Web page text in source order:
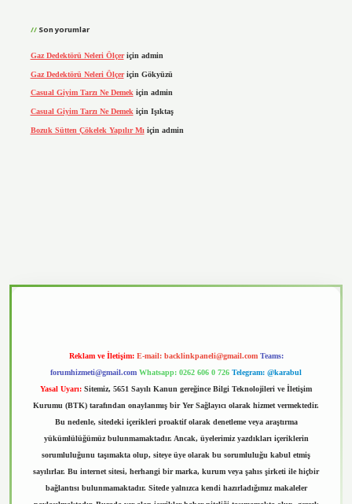
Son yorumlar
Gaz Dedektörü Neleri Ölçeriçin admin
Gaz Dedektörü Neleri Ölçeriçin Gökyüzü
Casual Giyim Tarzı Ne Demekiçin admin
Casual Giyim Tarzı Ne Demek için Işıktaş
Bozuk Sütten Çökelek Yapılır Mı için admin
Reklam ve İletişim: E-mail: backlinkpaneli@gmail.com Teams:
forumhizmeti@gmail.com Whatsapp: 0262 606 0 726 Telegram: @karabul
Yasal Uyarı: Sitemiz, 5651 Sayılı Kanun gereğince Bilgi Teknolojileri ve İletişim
Kurumu (BTK) tarafından onaylanmış bir Yer Sağlayıcı olarak hizmet vermektedir.
Bu nedenle, sitedeki içerikleri proaktif olarak denetleme veya araştırma
yükümlülüğümüz bulunmamaktadır. Ancak, üyelerimiz yazdıkları içeriklerin
sorumluluğunu taşımakta olup, siteye üye olarak bu sorumluluğu kabul etmiş
sayılırlar. Bu internet sitesi, herhangi bir marka, kurum veya şahıs şirketi ile hiçbir
bağlantısı bulunmamaktadır. Sitede yalnızca kendi hazırladığımız makaleler